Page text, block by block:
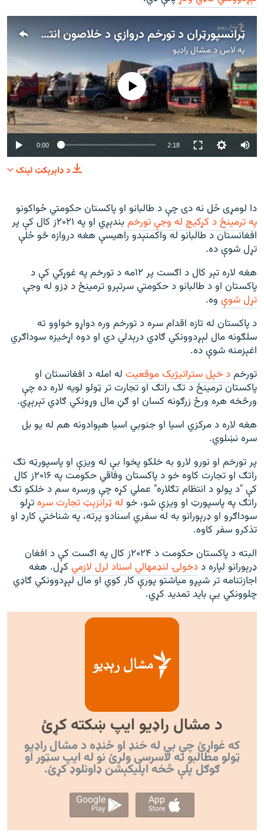
ټرانسپورټران د تورخم دروازې د خلاصون انتظار باسي
په لاس دمشال راډیو
Auto
240p
360p
480p
720p
1080p
هېڅ میډیايي سرچینه اوس نشته
0:00 2:18
480p
720p
د ډاېرېکټ لېنک
دا لومړی ځل نه دی چې د طالبانو او پاکستان حکومتي ځواکونو
په ترمینځ د کړکیچ له وجې تورخم
بندېږي او په ۲۰۲۱ز کال کې پر
افغانستان د طالبانو له واکمنېدو راهیسې هغه دروازه څو ځلې
تړل شوې ده.
هغه لاره تېر کال د اګست پر ۱۲مه د تورخم په غوړکي کې د
پاکستان او د طالبانو د حکومتي سرتېرو ترمینځ د ډزو له وجې
تړل شوې وه.
د پاکستان له تازه اقدام سره د تورخم وره دواړو خواوو ته
سلګونه مال لېږدوونکي ګاډي درېدلي دي او دوه اړخیزه سوداګري
اغېزمنه شوې ده.
تورخمد خپل ستراتیژیک موقعیت له امله د افغانستان او
پاکستان ترمینځ د تګ راتګ او تجارت تر ټولو لویه لاره ده چې
ورڅخه هره ورځ زرګونه کسان او ګڼ مال وړونکي ګاډي تېرېږي.
هغه لاره د مرکزي اسیا او جنوبي اسیا هېوادونه هم له یو بل
سره نښلوي.
پر تورخم او نورو لارو به خلکو پخوا بې له ویزې او پاسپورټه تګ
راتګ او تجارت کاوه خو د پاکستان وفاقي حکومت په ۲۰۱۶ز کال
کې "د پولو د انتظام تګلاره" عملي کړه چې ورسره سم د خلکو تګ
راتګ په پاسپورټ او ویزې شو، خو له ټرانزېټ تجارت سرهتړلو
سوداګرو او ډرېورانو به له سفري اسنادو پرته، په شناختي کارډ او
تذکرو سفر کاوه.
البته د پاکستان حکومت د ۲۰۲۴ز کال په اګست کې د افغان
ډرېورانو لپاره ددخولۍ لنډمهالي اسناد لرل لازمي کړل. هغه
اجازتنامه تر شپږو میاشتو پورې کار کوي او مال لېږدوونکي ګاډي
چلوونکي یې باید تمدید کړي.
د مشال راډیو ایپ ښکته کړئ
که غواړئ چې بې له خنډ او ځنډه د مشال راډیو
ټولو مطالبو ته لاسرسی ولرئ نو له ایپ سټور او
ګوګل پلې څخه اپليکېشن ډاونلوډ کړئ.
App
Store
Google
Play